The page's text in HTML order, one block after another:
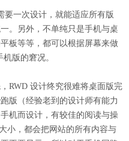
一次设计，就能适应所有版
。另外，不单纯只是手机与桌
板等等，都可以根据屏幕来做
版的窘况。
设计终究很难将桌面版完
版（经验老到的设计师有能力
机而设计，有较佳的阅读与操
小，都会把网站的所有内容与